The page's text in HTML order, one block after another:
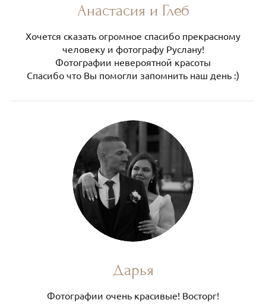
Анастасия и Глеб
Хочется сказать огромное спасибо прекрасному
человеку и фотографу Руслану!
Фотографии невероятной красоты
Спасибо что Вы помогли запомнить наш день :)
Дарья
Фотографии очень красивые! Восторг!